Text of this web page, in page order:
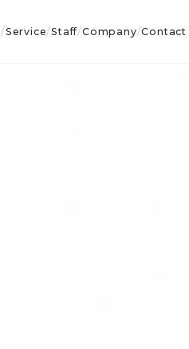
/Service/Staff/Company/Contact